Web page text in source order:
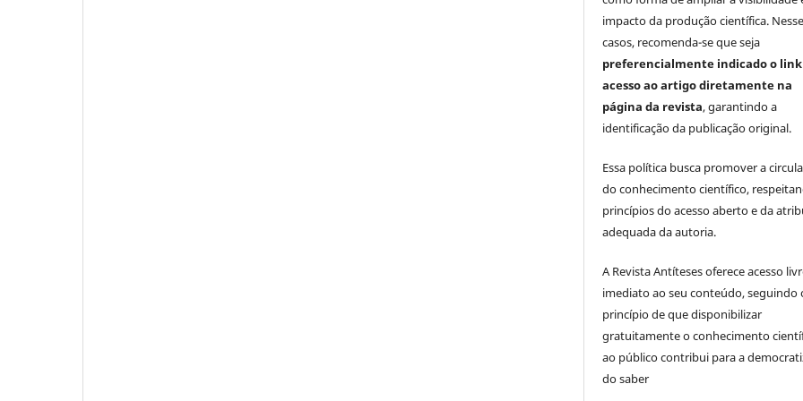
impacto da produção científica.
casos, recomenda-se que seja
preferencialmente indicado o
acesso ao artigo diretamente na
página da revista, garantindo a
identificação da publicação original.
Essa política busca promover a
do conhecimento científico,
princípios do acesso aberto e da
adequada da autoria.
A Revista Antíteses oferece acesso
imediato ao seu conteúdo, seguindo
princípio de que disponibilizar
gratuitamente o conhecimento
ao público contribui para a
do saber